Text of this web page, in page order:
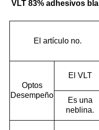
VLT 83% adhesivos
El artículo no.
Optos
Desempeño
El VLT
Es una
neblina.